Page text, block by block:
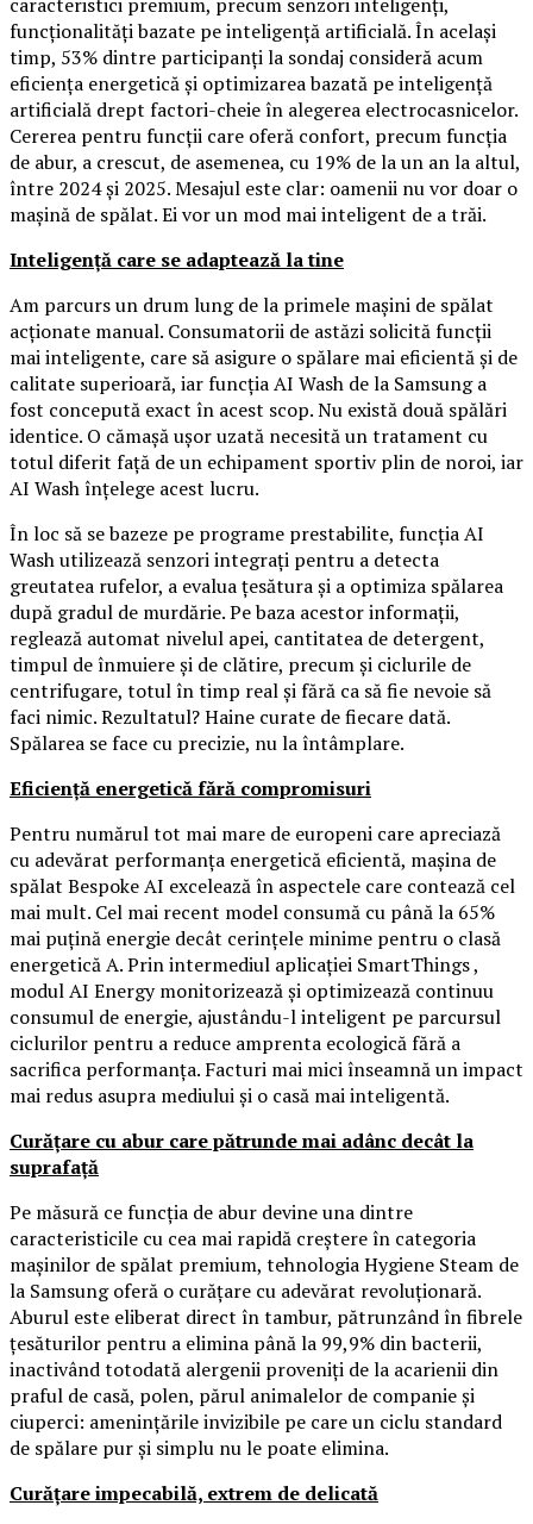
funcționalități bazate pe inteligență artificială. În același
timp, 53% dintre participanți la sondaj consideră acum
eficiența energetică și optimizarea bazată pe inteligență
artificială drept factori-cheie în alegerea electrocasnicelor.
Cererea pentru funcții care oferă confort, precum funcția
de abur, a crescut, de asemenea, cu 19% de la un an la altul,
între 2024 și 2025. Mesajul este clar: oamenii nu vor doar o
mașină de spălat. Ei vor un mod mai inteligent de a trăi.
Inteligență care se adaptează la tine
Am parcurs un drum lung de la primele mașini de spălat
acționate manual. Consumatorii de astăzi solicită funcții
mai inteligente, care să asigure o spălare mai eficientă și de
calitate superioară, iar funcția AI Wash de la Samsung a
fost concepută exact în acest scop. Nu există două spălări
identice. O cămașă ușor uzată necesită un tratament cu
totul diferit față de un echipament sportiv plin de noroi, iar
AI Wash înțelege acest lucru.
În loc să se bazeze pe programe prestabilite, funcția AI
Wash utilizează senzori integrați pentru a detecta
greutatea rufelor, a evalua țesătura și a optimiza spălarea
după gradul de murdărie. Pe baza acestor informații,
reglează automat nivelul apei, cantitatea de detergent,
timpul de înmuiere și de clătire, precum și ciclurile de
centrifugare, totul în timp real și fără ca să fie nevoie să
faci nimic. Rezultatul? Haine curate de fiecare dată.
Spălarea se face cu precizie, nu la întâmplare.
Eficiență energetică fără compromisuri
Pentru numărul tot mai mare de europeni care apreciază
cu adevărat performanța energetică eficientă, mașina de
spălat Bespoke AI excelează în aspectele care contează cel
mai mult. Cel mai recent model consumă cu până la 65%
mai puțină energie decât cerințele minime pentru o clasă
energetică A. Prin intermediul aplicației SmartThings ,
modul AI Energy monitorizează și optimizează continuu
consumul de energie, ajustându-l inteligent pe parcursul
ciclurilor pentru a reduce amprenta ecologică fără a
sacrifica performanța. Facturi mai mici înseamnă un impact
mai redus asupra mediului și o casă mai inteligentă.
Curățare cu abur care pătrunde mai adânc decât la
suprafață
Pe măsură ce funcția de abur devine una dintre
caracteristicile cu cea mai rapidă creștere în categoria
mașinilor de spălat premium, tehnologia Hygiene Steam de
la Samsung oferă o curățare cu adevărat revoluționară.
Aburul este eliberat direct în tambur, pătrunzând în fibrele
țesăturilor pentru a elimina până la 99,9% din bacterii,
inactivând totodată alergenii proveniți de la acarienii din
praful de casă, polen, părul animalelor de companie și
ciuperci: amenințările invizibile pe care un ciclu standard
de spălare pur și simplu nu le poate elimina.
Curățare impecabilă, extrem de delicată